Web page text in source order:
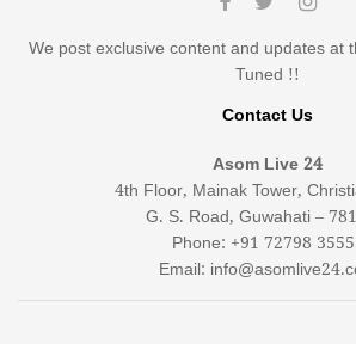
We post exclusive content and updates at
Tuned !!
Contact Us
Asom Live 24
4th Floor, Mainak Tower,
G. S. Road, Guwahati –
Phone: +91 72798
Email: